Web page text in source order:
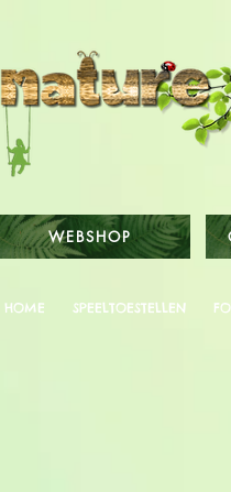
WEBSHOP
HOME SPEELTOESTELLEN